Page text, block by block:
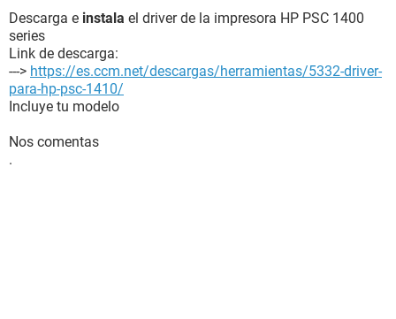
Descarga e instala el driver de la impresora HP PSC 1400
series
Link de descarga:
---> https://es.ccm.net/descargas/herramientas/5332-driver-
para-hp-psc-1410/
Incluye tu modelo
Nos comentas
.